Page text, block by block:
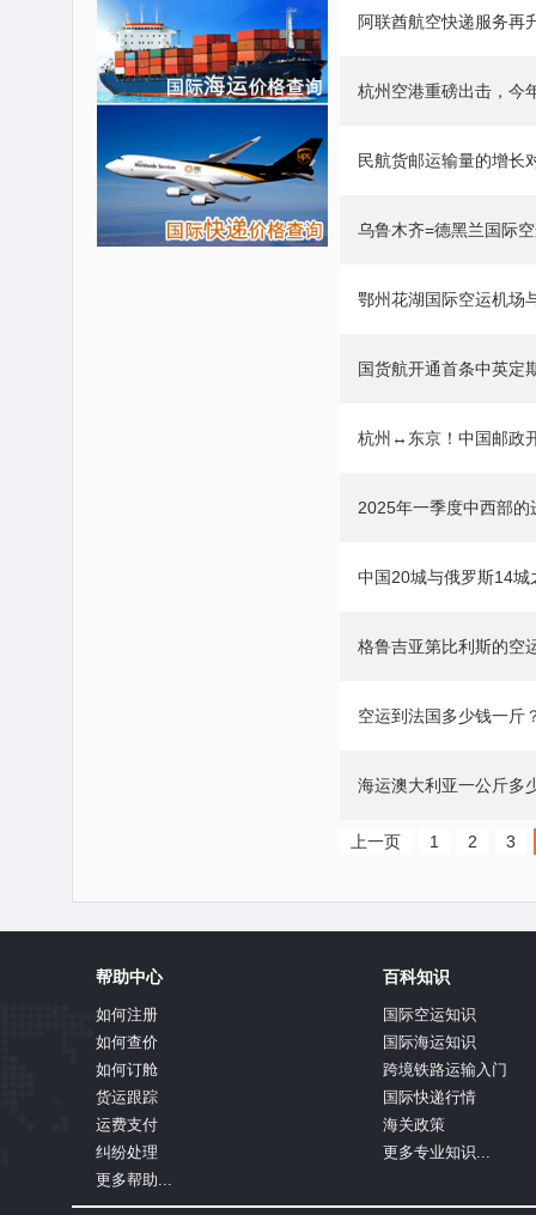
阿联酋航空快递服务再
杭州空港重磅出击，今
民航货邮运输量的增长
乌鲁木齐=德黑兰国际
鄂州花湖国际空运机场
国货航开通首条中英定
杭州↔东京！中国邮政
2025年一季度中西部
中国20城与俄罗斯14城
格鲁吉亚第比利斯的空
空运到法国多少钱一斤
海运澳大利亚一公斤多
上一页 1 2 3
帮助中心
如何注册
如何查价
如何订舱
货运跟踪
运费支付
纠纷处理
更多帮助...
百科知识
国际空运知识
国际海运知识
跨境铁路运输入门
国际快递行情
海关政策
更多专业知识...